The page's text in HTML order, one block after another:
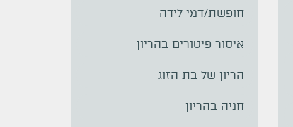
חופשת/דמי לידה
איסור פיטורים בהריון
הריון של בת הזוג
חניה בהריון